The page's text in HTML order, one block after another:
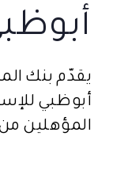
يقدّم بنك
أبوظبي
المؤهلين